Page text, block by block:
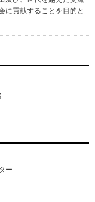
に貢献することを目的と
ー